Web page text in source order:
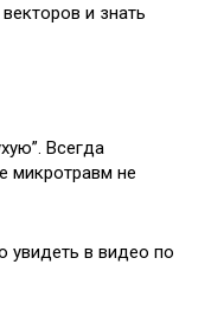
и знать
Всегда
микротравм не
увидеть в видео по